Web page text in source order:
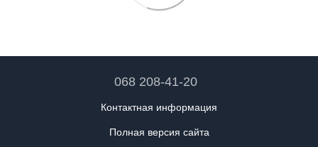
068 208-41-20
Контактная информация
Полная версия сайта